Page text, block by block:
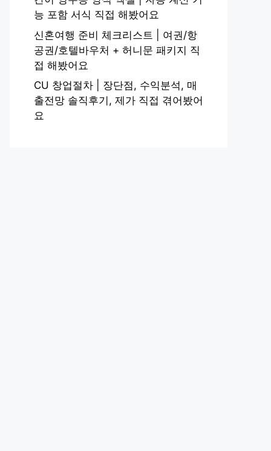
능 포함 서식 직접 해봤어요
신혼여행 준비 체크리스트 | 여권/항
공권/호텔바우처 + 허니문 패키지 직
접 해봤어요
CU 창업절차 | 장단점, 수익분석, 매
출전망 솔직후기, 제가 직접 겪어봤어
요